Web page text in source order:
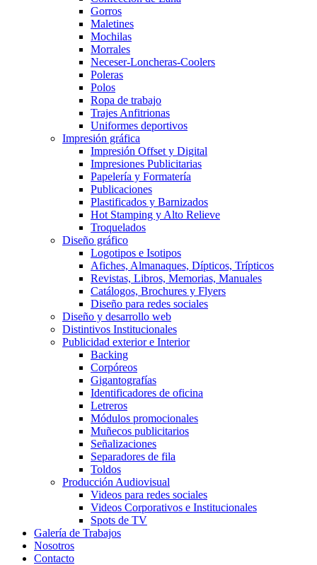
Gorros
Maletines
Mochilas
Morrales
Neceser-Loncheras-Coolers
Poleras
Polos
Ropa de trabajo
Trajes Anfitrionas
Uniformes deportivos
Impresión gráfica
Impresión Offset y Digital
Impresiones Publicitarias
Papelería y Formatería
Publicaciones
Plastificados y Barnizados
Hot Stamping y Alto Relieve
Troquelados
Diseño gráfico
Logotipos e Isotipos
Afiches, Almanaques, Dípticos, Trípticos
Revistas, Libros, Memorias, Manuales
Catálogos, Brochures y Flyers
Diseño para redes sociales
Diseño y desarrollo web
Distintivos Institucionales
Publicidad exterior e Interior
Backing
Corpóreos
Gigantografías
Identificadores de oficina
Letreros
Módulos promocionales
Muñecos publicitarios
Señalizaciones
Separadores de fila
Toldos
Producción Audiovisual
Videos para redes sociales
Videos Corporativos e Institucionales
Spots de TV
Galería de Trabajos
Nosotros
Contacto